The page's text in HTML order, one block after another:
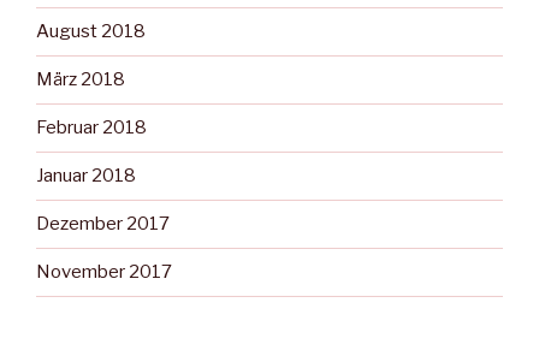
August 2018
März 2018
Februar 2018
Januar 2018
Dezember 2017
November 2017